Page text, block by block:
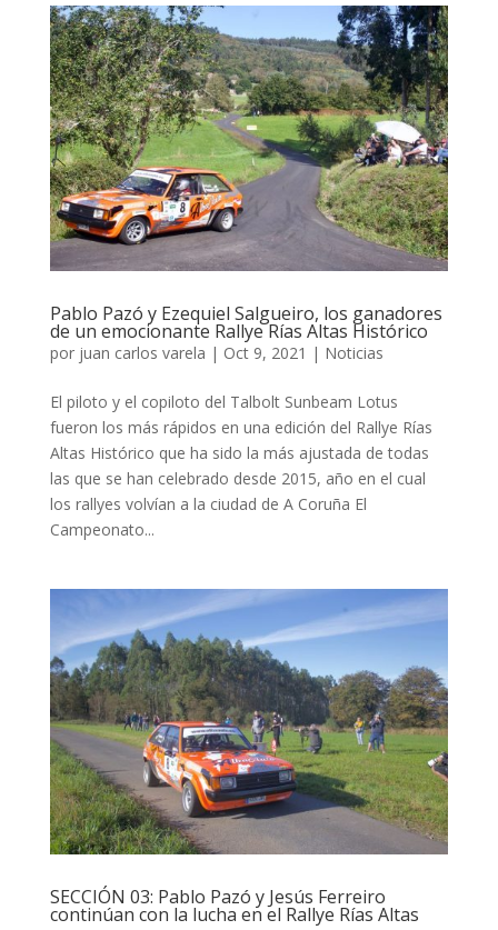
Pablo Pazó y Ezequiel Salgueiro, los ganadores
de un emocionante Rallye Rías Altas Histórico
por juan carlos varela | Oct 9, 2021 | Noticias
El piloto y el copiloto del Talbolt Sunbeam Lotus
fueron los más rápidos en una edición del Rallye Rías
Altas Histórico que ha sido la más ajustada de todas
las que se han celebrado desde 2015, año en el cual
los rallyes volvían a la ciudad de A Coruña El
Campeonato...
SECCIÓN 03: Pablo Pazó y Jesús Ferreiro
continúan con la lucha en el Rallye Rías Altas